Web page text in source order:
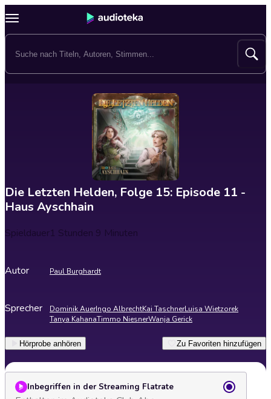
Die Letzten Helden, Folge 15: Episode 11 -
Haus Ayschhain
Spieldauer1 Stunden 9 Minuten
Autor Paul Burghardt
Sprecher Dominik AuerIngo AlbrechtKai TaschnerLuisa Wietzorek
Tanya KahanaTimmo NiesnerWanja Gerick
Hörprobe anhören Zu Favoriten hinzufügen
Inbegriffen in der Streaming Flatrate